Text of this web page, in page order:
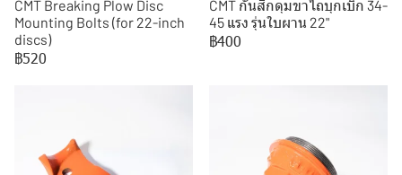
CMT Breaking Plow Disc
Mounting Bolts (for 22-inch
discs)
฿520
CMT กันสึกดุมขาไถบุกเบิก 34-
45 แรง รุ่นใบผาน 22"
฿400